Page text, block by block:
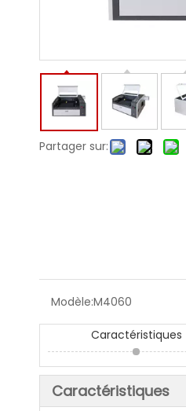
Partager sur:
Modèle:M4060
Caractéristiques
Caractéristiques